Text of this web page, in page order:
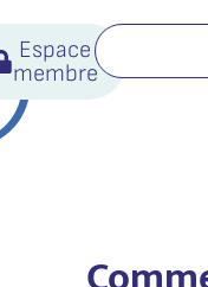
Espace
membre